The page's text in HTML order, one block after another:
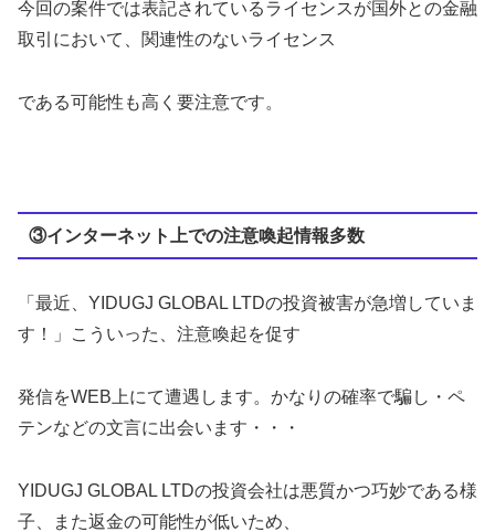
今回の案件では表記されているライセンスが国外との金融
取引において、関連性のないライセンス
である可能性も高く要注意です。
③インターネット上での注意喚起情報多数
「最近、YIDUGJ GLOBAL LTDの投資被害が急増していま
す！」こういった、注意喚起を促す
発信をWEB上にて遭遇します。かなりの確率で騙し・ペ
テンなどの文言に出会います・・・
YIDUGJ GLOBAL LTDの投資会社は悪質かつ巧妙である様
子、また返金の可能性が低いため、